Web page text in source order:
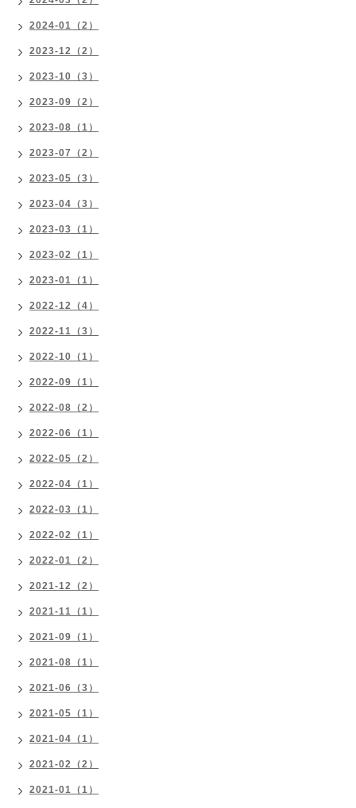
2024-01（2）
2023-12（2）
2023-10（3）
2023-09（2）
2023-08（1）
2023-07（2）
2023-05（3）
2023-04（3）
2023-03（1）
2023-02（1）
2023-01（1）
2022-12（4）
2022-11（3）
2022-10（1）
2022-09（1）
2022-08（2）
2022-06（1）
2022-05（2）
2022-04（1）
2022-03（1）
2022-02（1）
2022-01（2）
2021-12（2）
2021-11（1）
2021-09（1）
2021-08（1）
2021-06（3）
2021-05（1）
2021-04（1）
2021-02（2）
2021-01（1）